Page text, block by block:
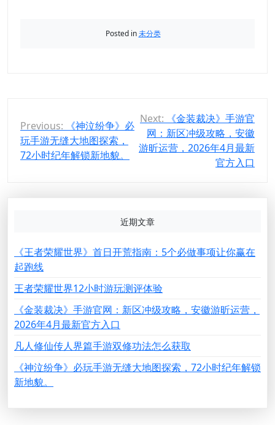
Posted in未分类
文
章
导
Previous:
《神泣纷争》必
玩手游无缝大地图探索，
72小时纪年解锁新地貌。
Next:
《金装裁决》手游官
网：新区冲级攻略，安徽
游昕运营，2026年4月最新
官方入口
近期文章
《王者荣耀世界》首日开荒指南：5个必做事项让你赢在
起跑线
王者荣耀世界12小时游玩测评体验
《金装裁决》手游官网：新区冲级攻略，安徽游昕运营，
2026年4月最新官方入口
凡人修仙传人界篇手游双修功法怎么获取
《神泣纷争》必玩手游无缝大地图探索，72小时纪年解锁
新地貌。